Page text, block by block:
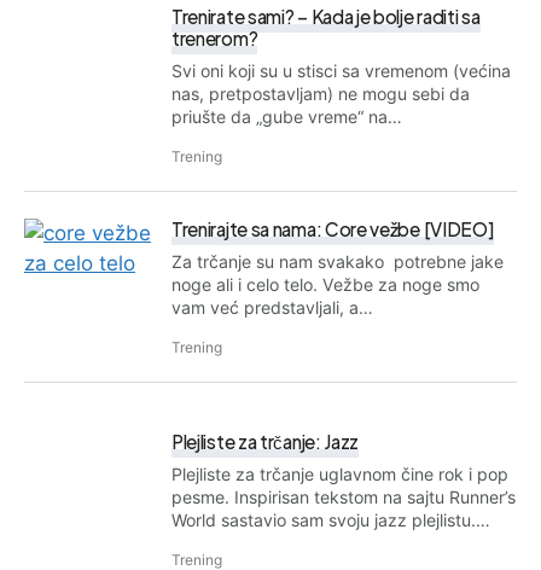
Trenirate sami? – Kada je bolje raditi sa
trenerom?
Svi oni koji su u stisci sa vremenom (većina
nas, pretpostavljam) ne mogu sebi da
priušte da „gube vreme“ na…
Trening
Trenirajte sa nama: Core vežbe [VIDEO]
Za trčanje su nam svakako potrebne jake
noge ali i celo telo. Vežbe za noge smo
vam već predstavljali, a…
Trening
Plejliste za trčanje: Jazz
Plejliste za trčanje uglavnom čine rok i pop
pesme. Inspirisan tekstom na sajtu Runner’s
World sastavio sam svoju jazz plejlistu.…
Trening